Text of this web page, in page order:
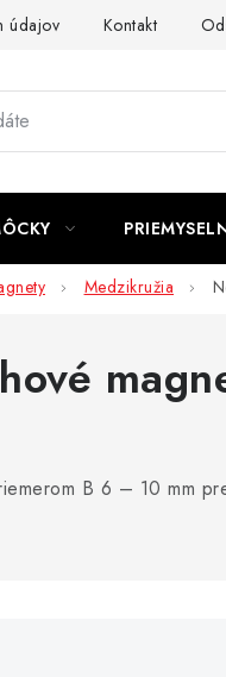
údajov Kontakt
Medzikružia
B 6 – 10 mm